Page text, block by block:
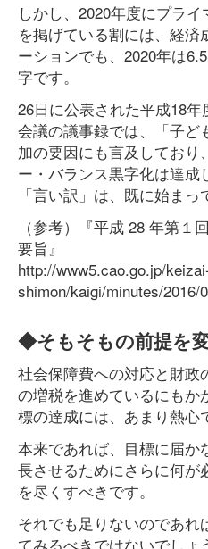
しかし、2020年度にプラ
を掲げている割には、経
ーションでも、2020年は
字です。
26日に公表された平成18
会議の議事録では、「子ど
加の要因にも言及しており
ー・バランス黒字化は達成
「言い訳」は、既に始まっ
（参考）『平成 28 年第
要旨』
http://www5.cao.go.jp/
shimon/kaigi/minutes/2016/
◆そもそもの前提を
社会保障費への対応と財
の増税を進めているにもか
標の達成には、あまり熱心
本来であれば、目標に届
長させるためにさらに何
を尽くすべきです。
それでも足りないのであれ
てみるべきではないでしょ